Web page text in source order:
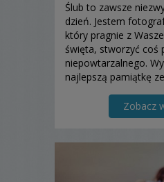
Ślub to zawsze
dzień. Jestem
który pragnie z
święta, stworzyć coś
niepowtarzalnego.
najlepszą pamiątkę
zapoznania się zZobacz